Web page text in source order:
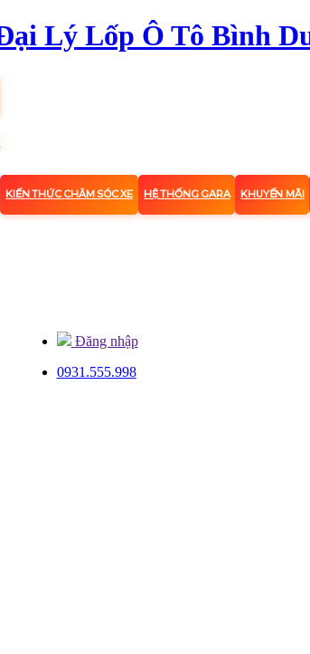
KIẾN THỨC CHĂM SÓC XE HỆ THỐNG GARA KHUYẾN MÃI
Đăng nhập
0931.555.998